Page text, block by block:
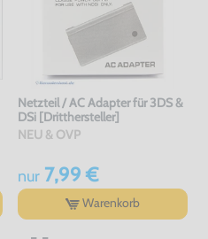
Netzteil / AC Adapter für 3DS &
DSi [Dritthersteller]
NEU & OVP
nur7,99 €
Warenkorb